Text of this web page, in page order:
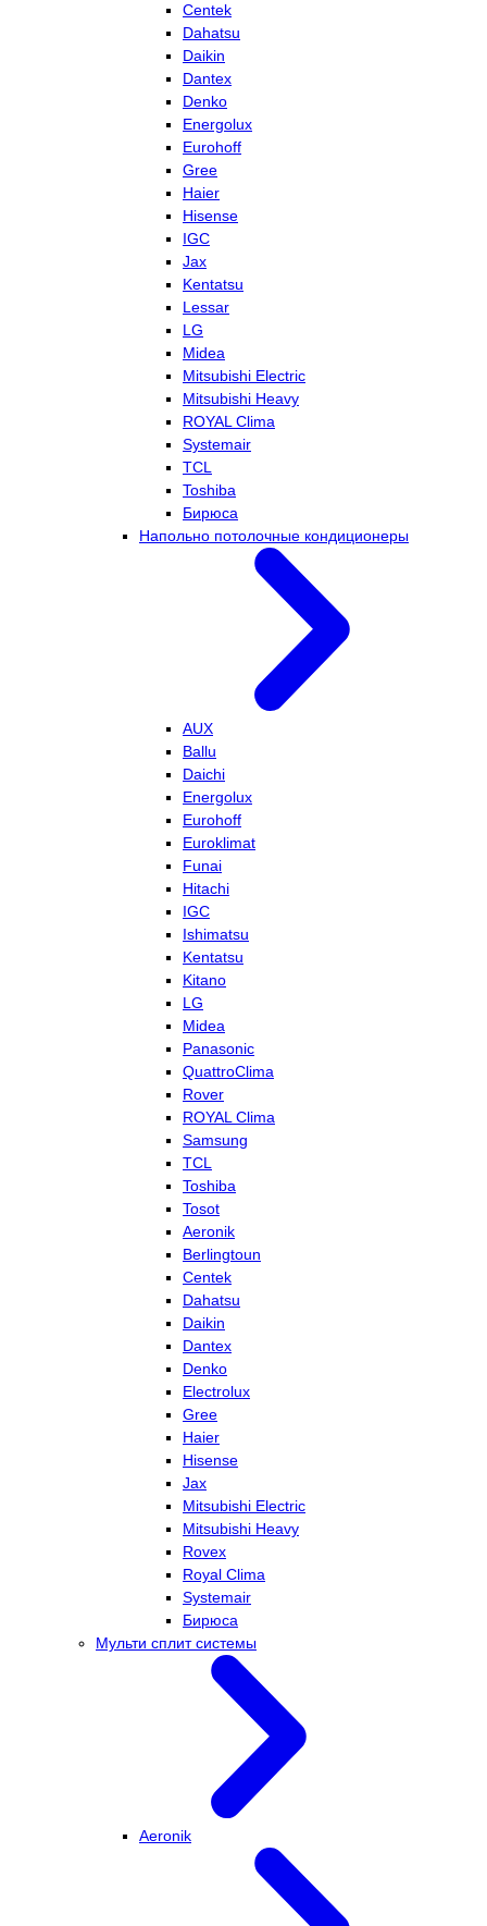
Centek
Dahatsu
Daikin
Dantex
Denko
Energolux
Eurohoff
Gree
Haier
Hisense
IGC
Jax
Kentatsu
Lessar
LG
Midea
Mitsubishi Electric
Mitsubishi Heavy
ROYAL Clima
Systemair
TCL
Toshiba
Бирюса
Напольно потолочные кондиционеры
AUX
Ballu
Daichi
Energolux
Eurohoff
Euroklimat
Funai
Hitachi
IGC
Ishimatsu
Kentatsu
Kitano
LG
Midea
Panasonic
QuattroClima
Rover
ROYAL Clima
Samsung
TCL
Toshiba
Tosot
Aeronik
Berlingtoun
Centek
Dahatsu
Daikin
Dantex
Denko
Electrolux
Gree
Haier
Hisense
Jax
Mitsubishi Electric
Mitsubishi Heavy
Rovex
Royal Clima
Systemair
Бирюса
Мульти сплит системы
Aeronik